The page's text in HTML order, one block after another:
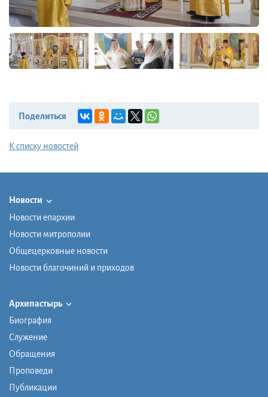
Поделиться
К списку новостей
Новости
Новости епархии
Новости митрополии
Общецерковные новости
Новости благочиний и приходов
Архипастырь
Биография
Служение
Обращения
Проповеди
Публикации